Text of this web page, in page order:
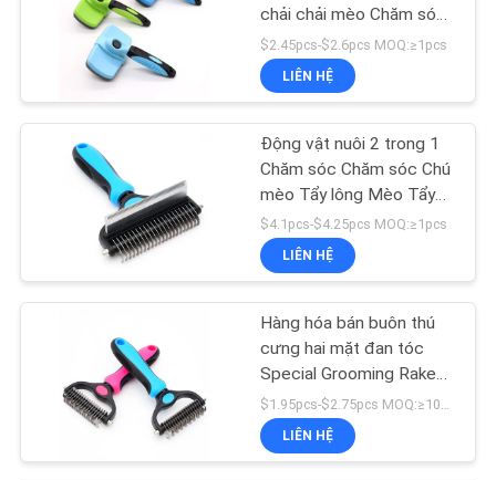
HỆ
CHÚNG
YÊU
CẦU
BLOG/NEWS
Easy Walk Dog
Leash
Dây kéo vật nuôi
39
42
chải chải mèo Chăm sóc
và trang bị làm sạch
$2.45pcs-$2.6pcs MOQ:≥1pcs
LIÊN HỆ
Động vật nuôi 2 trong 1
Chăm sóc Chăm sóc Chú
mèo Tẩy lông Mèo Tẩy
lông Chú chó răng dày
$4.1pcs-$4.25pcs MOQ:≥1pcs
LIÊN HỆ
Hàng hóa bán buôn thú
cưng hai mặt đan tóc
Special Grooming Rake
Comb cho chó và mèo
$1.95pcs-$2.75pcs MOQ:≥10pcs
LIÊN HỆ